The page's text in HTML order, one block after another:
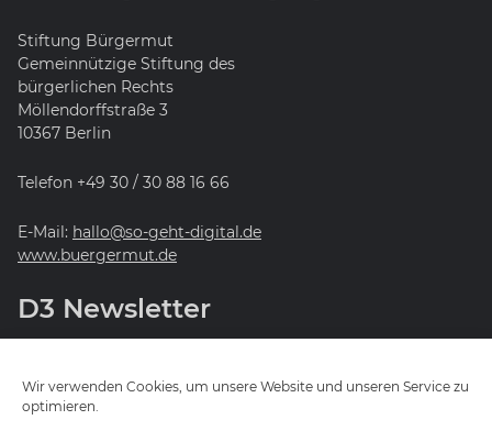
Wir verwenden Cookies, um unsere Website und unseren Service zu
optimieren.
Stiftung Bürgermut
Gemeinnützige Stiftung des
bürgerlichen Rechts
Möllendorffstraße 3
10367 Berlin
Telefon +49 30 / 30 88 16 66
E-Mail: hallo@so-geht-digital.de
www.buergermut.de
D3 Newsletter
Stand!